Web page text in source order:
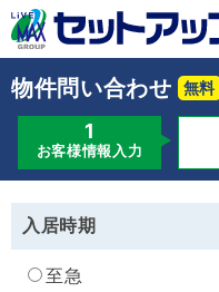
物件問い合わせ
お客様情報入力
入居時期
至急